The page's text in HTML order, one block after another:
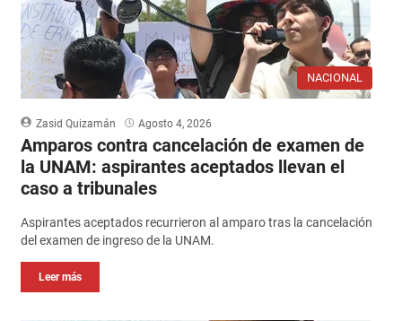
NACIONAL
Zasid Quizamán Agosto 4, 2026
Amparos contra cancelación de examen de
la UNAM: aspirantes aceptados llevan el
caso a tribunales
Aspirantes aceptados recurrieron al amparo tras la cancelación
del examen de ingreso de la UNAM.
Leer más